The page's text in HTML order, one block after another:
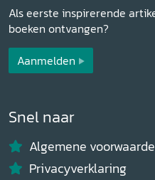
Als eerste inspirerende
boeken ontvangen?
Aanmelden
Snel naar
Algemene
Privacyverklaring